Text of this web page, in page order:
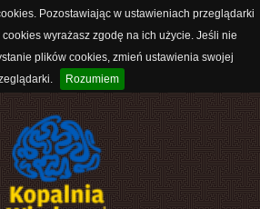
Pozostawiając w ustawieniach przeglądarki
cookies wyrażasz zgodę na ich użycie. Jeśli nie
plików cookies, zmień ustawienia swojej
Rozumiem